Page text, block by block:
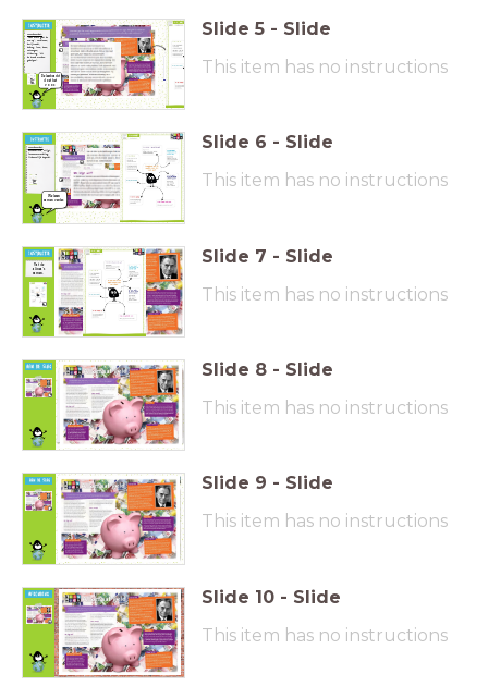
Woordenschat:
‘Voor niets gaat de
zon op’, verdienen,
kwijtraakt,
bedrag, loon, baan,
ontvangen,
de brand worden
geholpen’.
De leerkracht
doet het
voor.
Slide 5 - Slide
This item has no instructions
Woordenschat:
automatisch, stijgt,
levensverwachting,
lichamelijk beperkt.
We lezen
samen verder.
Slide 6 - Slide
This item has no instructions
Vat de
alinea's
samen.
Slide 7 - Slide
This item has no instructions
Wat is een uitkering?
Wie was Willem Drees en wat deed hij?
Stel: iemand werkt al erg lang als politieagent tepaard. Door een
ongeluk zijn z’n benen verlamd enkan hij dat werk niet meer doen.
Hij is 57 jaar oud.Welke uitkering kan hij krijgen?
Wat is het verschil tussen in loondienst zijn ofZZP’er zijn?
Vind jij dat een basisinkomen een goed idee is?Waarom wel of
Als jij minister was, hoe zouden de wetten er dan
uitzien? Schrijf ze op
of teken jouw droomland!
Slide 8 - Slide
This item has no instructions
Toetsvraag:
B) Van de belasting die iedereen betaalt
C) Van een speciale machine van de overheid
D) Van leningen bij de bank
Slide 9 - Slide
This item has no instructions
Antwoord
gevonden op je
vraag? Schrijf het
antwoord op een
andere kleur post-it
en plak deze bij de
vraag op de
vragenmuur.
Zijn er nieuwe
vragen
ontstaan?
Schrijf ze op
post-its.
Slide 10 - Slide
This item has no instructions